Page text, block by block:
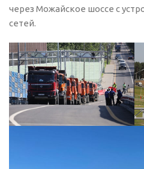
через Можайское шоссе с
сетей.